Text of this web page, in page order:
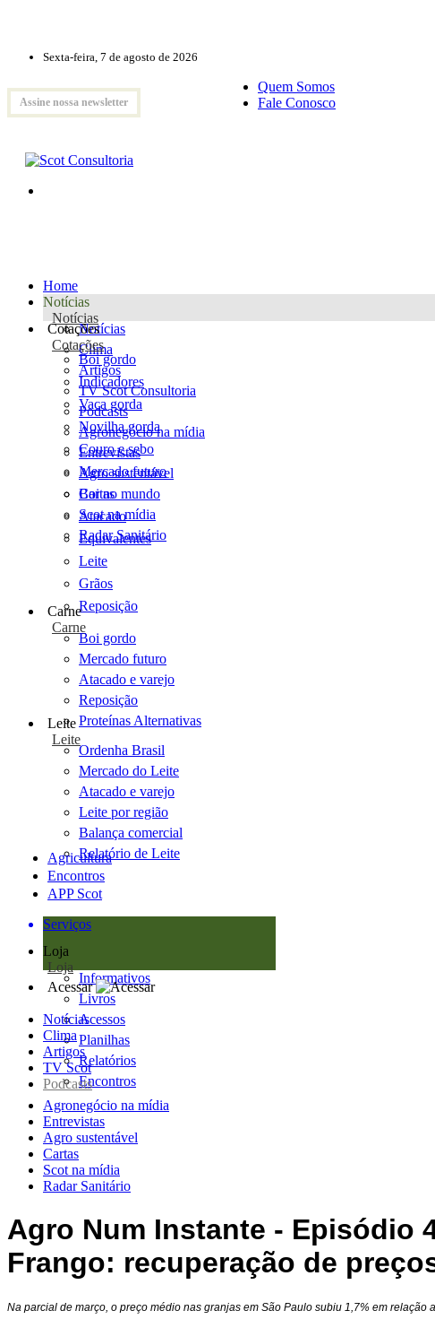
Sexta-feira, 7 de agosto de 2026
Assine nossa newsletter
Quem Somos
Fale Conosco
Home
Notícias
Notícias
Notícias
Clima
Artigos
TV Scot Consultoria
Podcasts
Agronegócio na mídia
Entrevistas
Agro sustentável
Cartas
Scot na mídia
Radar Sanitário
Cotações
Cotações
Boi gordo
Indicadores
Vaca gorda
Novilha gorda
Couro e sebo
Mercado futuro
Boi no mundo
Atacado
Equivalentes
Leite
Grãos
Reposição
Carne
Carne
Boi gordo
Mercado futuro
Atacado e varejo
Reposição
Proteínas Alternativas
Leite
Leite
Ordenha Brasil
Mercado do Leite
Atacado e varejo
Leite por região
Balança comercial
Relatório de Leite
Agricultura
Encontros
APP Scot
Serviços
Loja
Loja
Informativos
Livros
Acessos
Planilhas
Relatórios
Encontros
Acessar
Notícias
Clima
Artigos
TV Scot
Podcasts
Agronegócio na mídia
Entrevistas
Agro sustentável
Cartas
Scot na mídia
Radar Sanitário
Agro Num Instante - Episódio
Frango: recuperação de
Na parcial de março, o preço médio nas granjas em São Paulo subiu 1,7% em relação